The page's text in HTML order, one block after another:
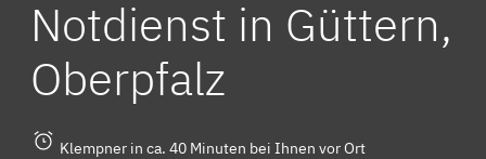
Notdienst in Güttern,
Oberpfalz
Klempner in ca. 40 Minuten bei Ihnen vor Ort